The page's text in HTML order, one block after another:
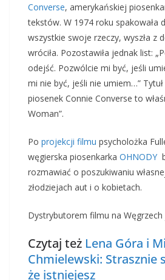
Converse, amerykańskiej
tekstów. W 1974 roku spakowała
wszystkie swoje rzeczy, wyszła z
wróciła. Pozostawiła jednak list:
odejść. Pozwólcie mi być, jeśli
mi nie być, jeśli nie umiem…”
piosenek Connie Converse to
Woman”.
Po projekcji filmu psycholożka
węgierska piosenkarka OHNODY
rozmawiać o poszukiwaniu
złodziejach aut i o kobietach.
Dystrybutorem filmu na
Czytaj też Lena Góra i
Chmielewski: Strasznie
że istniejesz